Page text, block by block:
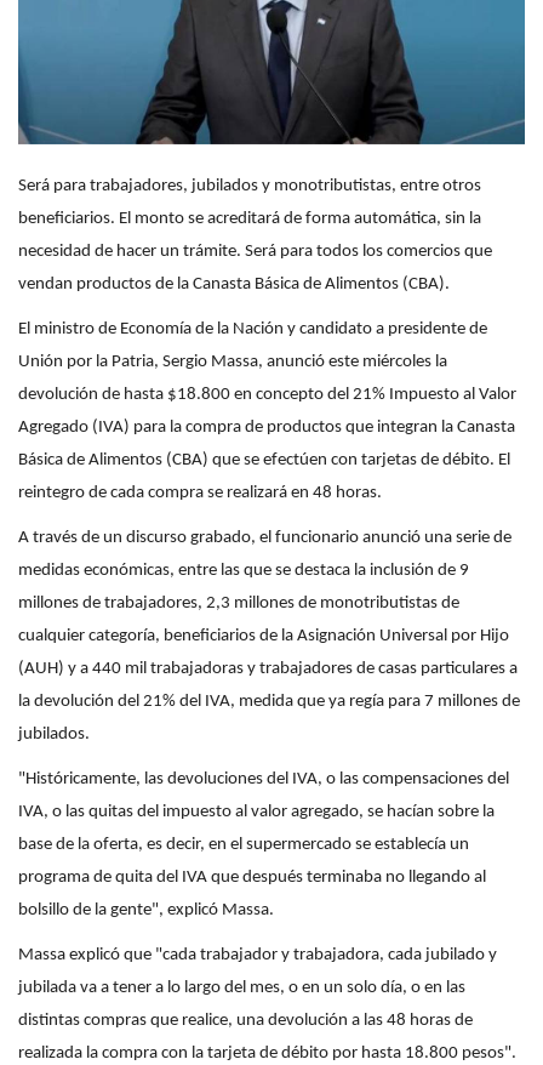
Será para trabajadores, jubilados y monotributistas, entre otros
beneficiarios. El monto se acreditará de forma automática, sin la
necesidad de hacer un trámite. Será para todos los comercios que
vendan productos de la Canasta Básica de Alimentos (CBA).
El ministro de Economía de la Nación y candidato a presidente de
Unión por la Patria, Sergio Massa, anunció este miércoles la
devolución de hasta $18.800 en concepto del 21% Impuesto al Valor
Agregado (IVA) para la compra de productos que integran la Canasta
Básica de Alimentos (CBA) que se efectúen con tarjetas de débito. El
reintegro de cada compra se realizará en 48 horas.
A través de un discurso grabado, el funcionario anunció una serie de
medidas económicas, entre las que se destaca la inclusión de 9
millones de trabajadores, 2,3 millones de monotributistas de
cualquier categoría, beneficiarios de la Asignación Universal por Hijo
(AUH) y a 440 mil trabajadoras y trabajadores de casas particulares a
la devolución del 21% del IVA, medida que ya regía para 7 millones de
jubilados.
"Históricamente, las devoluciones del IVA, o las compensaciones del
IVA, o las quitas del impuesto al valor agregado, se hacían sobre la
base de la oferta, es decir, en el supermercado se establecía un
programa de quita del IVA que después terminaba no llegando al
bolsillo de la gente", explicó Massa.
Massa explicó que "cada trabajador y trabajadora, cada jubilado y
jubilada va a tener a lo largo del mes, o en un solo día, o en las
distintas compras que realice, una devolución a las 48 horas de
realizada la compra con la tarjeta de débito por hasta 18.800 pesos".